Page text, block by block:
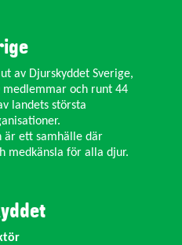
av Djurskyddet Sverige,
medlemmar och runt 44
landets största
är ett samhälle där
medkänsla för alla djur.